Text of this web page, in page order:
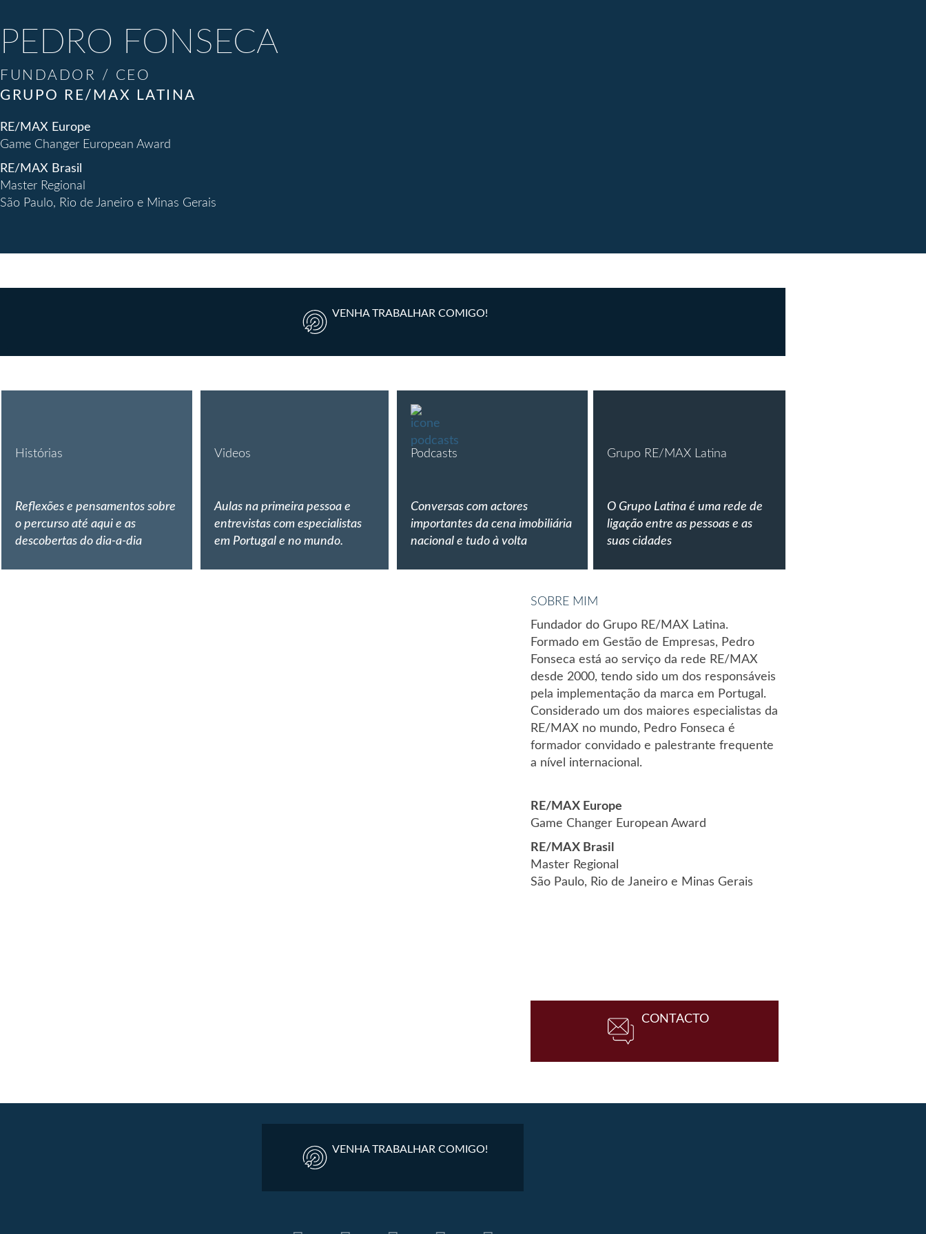
PEDRO FONSECA
FUNDADOR / CEO
GRUPO RE/MAX LATINA
RE/MAX Europe
Game Changer European Award
RE/MAX Brasil
Master Regional
São Paulo, Rio de Janeiro e Minas Gerais
VENHA TRABALHAR COMIGO!
Histórias
Reflexões e pensamentos sobre
o percurso até aqui e as
descobertas do dia-a-dia
Videos
Aulas na primeira pessoa e
entrevistas com especialistas
em Portugal e no mundo.
Podcasts
Conversas com actores
importantes da cena imobiliária
nacional e tudo à volta
Grupo RE/MAX Latina
O Grupo Latina é uma rede de
ligação entre as pessoas e as
suas cidades
SOBRE MIM
Fundador do Grupo RE/MAX Latina.
Formado em Gestão de Empresas, Pedro
Fonseca está ao serviço da rede RE/MAX
desde 2000, tendo sido um dos responsáveis
pela implementação da marca em Portugal.
Considerado um dos maiores especialistas da
RE/MAX no mundo, Pedro Fonseca é
formador convidado e palestrante frequente
a nível internacional.
RE/MAX Europe
Game Changer European Award
RE/MAX Brasil
Master Regional
São Paulo, Rio de Janeiro e Minas Gerais
CONTACTO
VENHA TRABALHAR COMIGO!